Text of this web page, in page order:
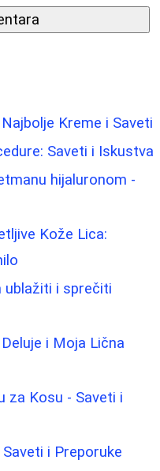
Kreme i Saveti
Saveti i Iskustva
hijaluronom -
Kože Lica:
ublažiti i sprečiti
i Moja Lična
za Kosu - Saveti i
i Preporuke